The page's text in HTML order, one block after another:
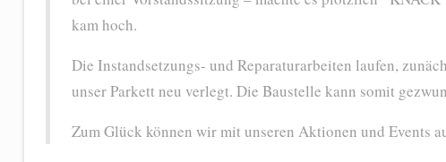
kam hoch.
Die Instandsetzungs- und Reparaturarbeiten laufen,
unser Parkett neu verlegt. Die Baustelle kann somit
Zum Glück können wir mit unseren Aktionen und Events